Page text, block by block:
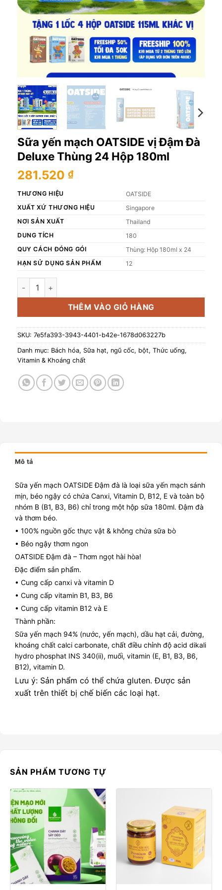
Sữa yến mạch OATSIDE vị Đậm Đà
Deluxe Thùng 24 Hộp 180ml
281.520 ₫
THƯƠNG HIỆU
OATSIDE
XUẤT XỨ THƯƠNG HIỆU
Singapore
NƠI SẢN XUẤT
Thailand
DUNG TÍCH
180
QUY CÁCH ĐÓNG GÓI
Thùng: Hộp 180ml x 24
HẠN SỬ DỤNG SẢN PHẨM
12
Sữa yến mạch OATSIDE vị Đậm Đà Deluxe Thùng 24 Hộp
THÊM VÀO GIỎ HÀNG
SKU: 7e5fa393-3943-4401-b42e-1678d063227b
Danh mục: Bách hóa, Sữa hạt, ngũ cốc, bột, Thức uống,
Vitamin & Khoáng chất
Mô tả
Sữa yến mạch OATSIDE Đậm đà là loại sữa yến mạch sánh
mịn, béo ngậy có chứa Canxi, Vitamin D, B12, E và toàn bộ
nhóm B (B1, B3, B6) chỉ trong một hộp sữa 180ml. Đậm đà
và thơm béo.
• 100% nguồn gốc thực vật & không chứa sữa bò
• Béo ngậy thơm ngon
OATSIDE Đậm đà – Thơm ngọt hài hòa!
Đặc điểm sản phẩm.
• Cung cấp canxi và vitamin D
• Cung cấp vitamin B1, B3, B6
• Cung cấp vitamin B12 và E
Thành phần:
Sữa yến mạch 94% (nước, yến mạch), dầu hạt cải, đường,
khoáng chất calci carbonate, chất điều chỉnh độ acid dikali
hydro phosphat INS 340(ii), muối, vitamin (E, B1, B3, B6,
B12), vitamin D.
Lưu ý: Sản phẩm có thể chứa gluten. Được sản
xuất trên thiết bị chế biến các loại hạt.
SẢN PHẨM TƯƠNG TỰ